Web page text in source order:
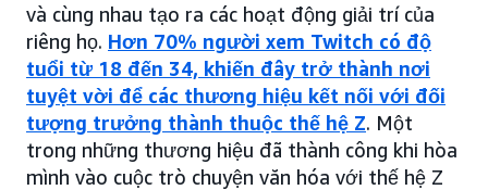
và cùng nhau tạo ra các hoạt động giải trí của
riêng họ. Hơn 70% người xem Twitch có độ
tuổi từ 18 đến 34, khiến đây trở thành nơi
tuyệt vời để các thương hiệu kết nối với đối
tượng trưởng thành thuộc thế hệ Z. Một
trong những thương hiệu đã thành công khi hòa
mình vào cuộc trò chuyện văn hóa với thế hệ Z